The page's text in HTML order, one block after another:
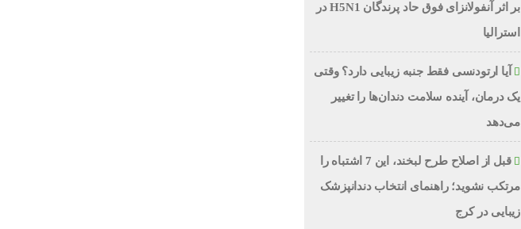
بر اثر آنفولانزای فوق حاد پرندگان H5N1 در
استرالیا
آیا ارتودنسی فقط جنبه زیبایی دارد؟ وقتی
یک درمان، آینده سلامت دندان‌ها را تغییر
می‌دهد
قبل از اصلاح طرح لبخند، این 7 اشتباه را
مرتکب نشوید؛ راهنمای انتخاب دندانپزشک
زیبایی در کرج